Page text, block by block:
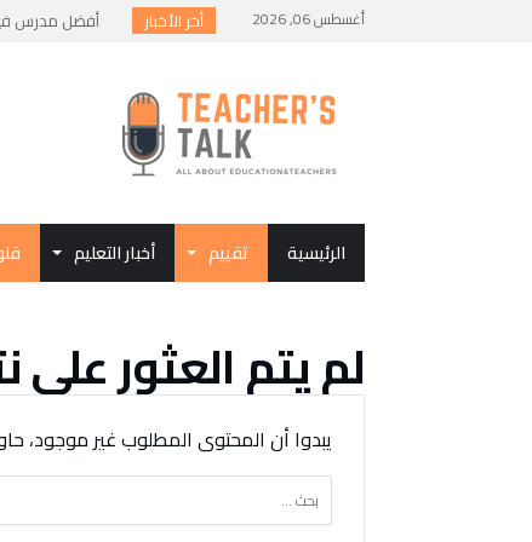
أغسطس 06, 2026 أخر الأخبار
أفضل مدرس
أسئلة متوقعة
الرئيسية تقييم أخبار التعليم
‫لم يتم العثور على
‫يبدوا أن المحتوى المطلوب غير موجود،
البحث
عن: